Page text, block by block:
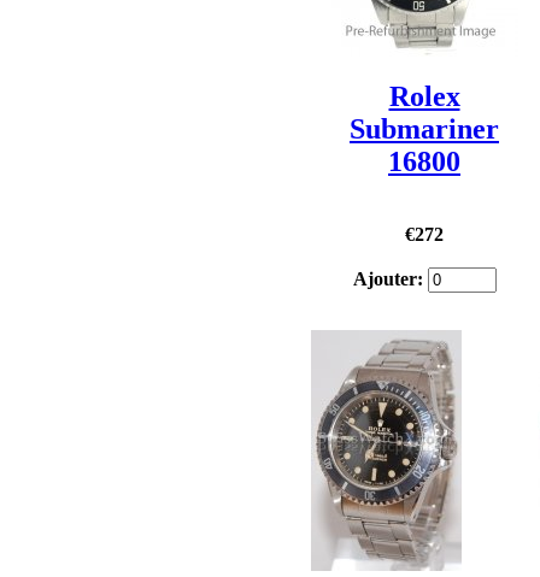
Rolex
Submariner
16800
€272
Ajouter: